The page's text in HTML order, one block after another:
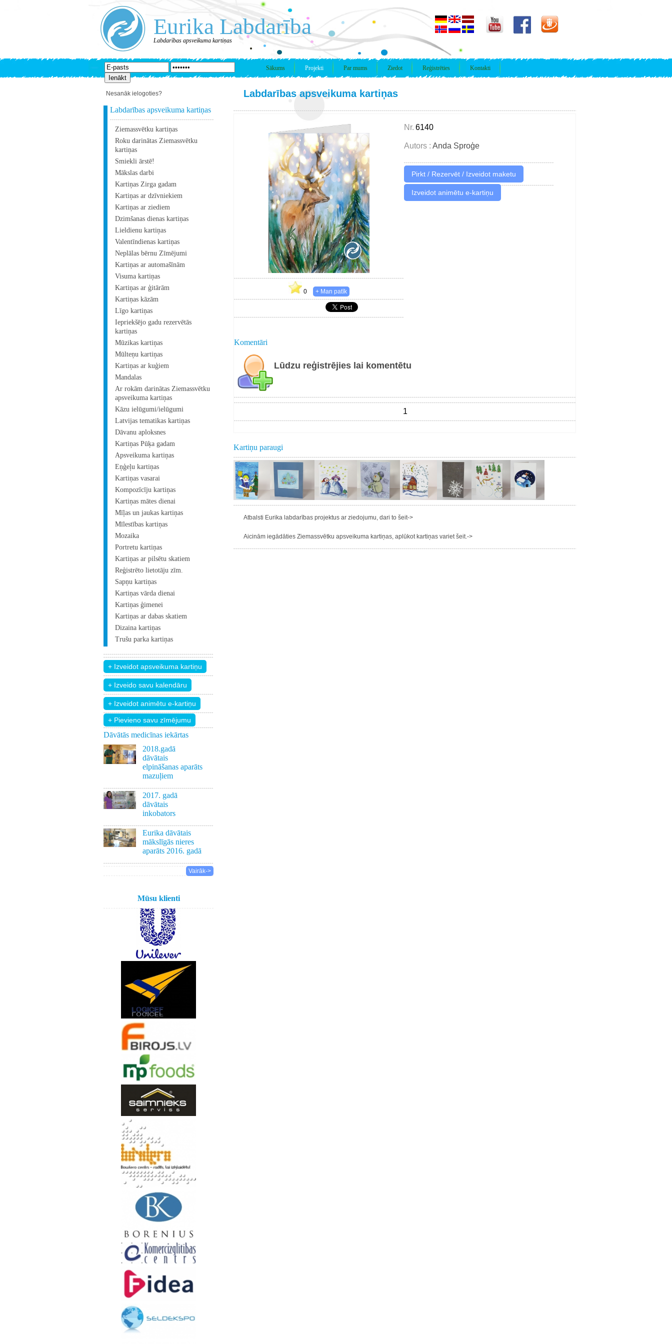
Eurika Labdarība
Labdarības apsveikuma kartiņas
Sākums Projekti Par mums Ziedot Reģistrēties Kontakti
Nesanāk ielogoties?
Labdarības apsveikuma kartiņas
Ziemassvētku kartiņas
Roku darinātas Ziemassvētku
kartiņas
Smiekli ārstē!
Mākslas darbi
Kartiņas Zirga gadam
Kartiņas ar dzīvniekiem
Kartiņas ar ziediem
Dzimšanas dienas kartiņas
Lieldienu kartiņas
Valentīndienas kartiņas
Neplālas bērnu Zīmējumi
Kartiņas ar automašīnām
Visuma kartiņas
Kartiņas ar ģitārām
Kartiņas kāzām
Līgo kartiņas
Iepriekšējo gadu rezervētās
kartiņas
Mūzikas kartiņas
Mūlteņu kartiņas
Kartiņas ar kuģiem
Mandalas
Ar rokām darinātas Ziemassvētku
apsveikuma kartiņas
Kāzu ielūgumi/ielūgumi
Latvijas tematikas kartiņas
Dāvanu aploksnes
Kartiņas Pūķa gadam
Apsveikuma kartiņas
Eņģeļu kartiņas
Kartiņas vasarai
Kompozīcīju kartiņas
Kartiņas mātes dienai
Mīļas un jaukas kartiņas
Mīlestības kartiņas
Mozaika
Portretu kartiņas
Kartiņas ar pilsētu skatiem
Reģistrēto lietotāju zīm.
Sapņu kartiņas
Kartiņas vārda dienai
Kartiņas ģimenei
Kartiņas ar dabas skatiem
Dizaina kartiņas
Trušu parka kartiņas
+ Pievieno savu zīmējumu
Dāvātās medicīnas iekārtas
2018.gadā
dāvātais
elpināšanas aparāts
mazuļiem
2017. gadā
dāvātais
inkobators
Eurika dāvātais
mākslīgās nieres
aparāts 2016. gadā
Vairāk->
Mūsu klienti
Labdarības apsveikuma kartiņas
0
Nr. 6140
Autors : Anda Sproģe
Izveidot animētu e-kartiņu
Komentāri
Lūdzu reģistrējies lai komentētu
1
Kartiņu paraugi
Atbalsti Eurika labdarības projektus ar ziedojumu, dari to šeit->
Aicinām iegādāties Ziemassvētku apsveikuma kartiņas, aplūkot kartiņas variet šeit.->